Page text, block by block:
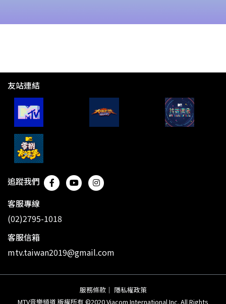
友站連結
追蹤我們
客服專線
(02)2795-1018
客服信箱
mtv.taiwan2019@gmail.com
服務條款 ｜ 隱私權政策
MTV音樂頻道 版權所有 ©2020 Viacom International Inc. All Rights